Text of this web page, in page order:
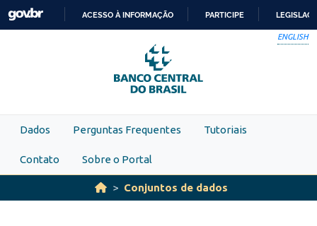
Skip to main content
PARA
O
CONTEÚDO
ACESSO À INFORMAÇÃO PARTICIPE
ENGLISH
Dados Perguntas Frequentes Tutoriais
Contato Sobre o Portal
Conjuntos de dados